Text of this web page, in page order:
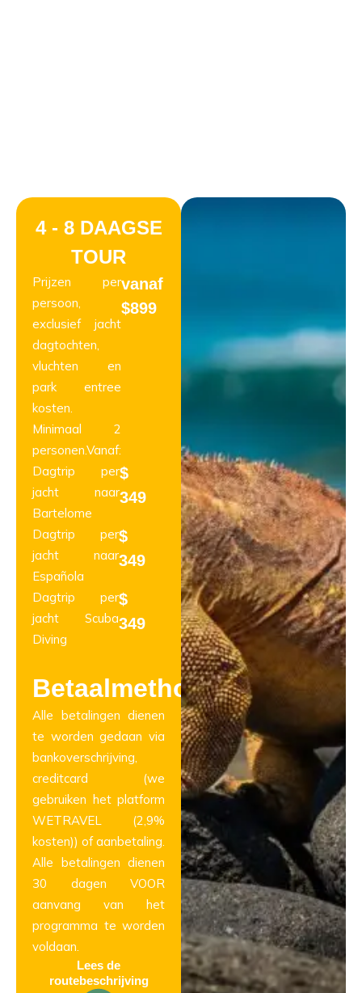
4 - 8 DAAGSE
TOUR
Prijzen per
persoon,
exclusief jacht
dagtochten,
vluchten en
park entree
kosten.
Minimaal 2
personen.Vanaf:
vanaf
$899
Dagtrip per
jacht naar
Bartelome
$
349
Dagtrip per
jacht naar
Española
$
349
Dagtrip per
jacht Scuba
Diving
$
349
Betaalmethoden
Alle betalingen dienen
te worden gedaan via
bankoverschrijving,
creditcard (we
gebruiken het platform
WETRAVEL (2,9%
kosten)) of aanbetaling.
Alle betalingen dienen
30 dagen VOOR
aanvang van het
programma te worden
voldaan.
Lees de
routebeschrijving